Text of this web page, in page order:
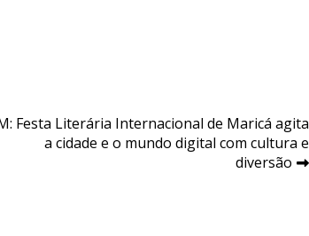
Festa Literária Internacional de Maricá agita
a cidade e o mundo digital com cultura e
diversão